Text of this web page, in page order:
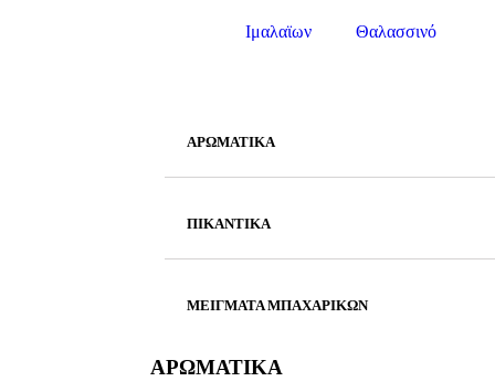
Ιμαλαϊων Θαλασσινό
ΑΡΩΜΑΤΙΚΑ
ΠΙΚΑΝΤΙΚΑ
ΜΕΙΓΜΑΤΑ ΜΠΑΧΑΡΙΚΩΝ
ΑΡΩΜΑΤΙΚΑ